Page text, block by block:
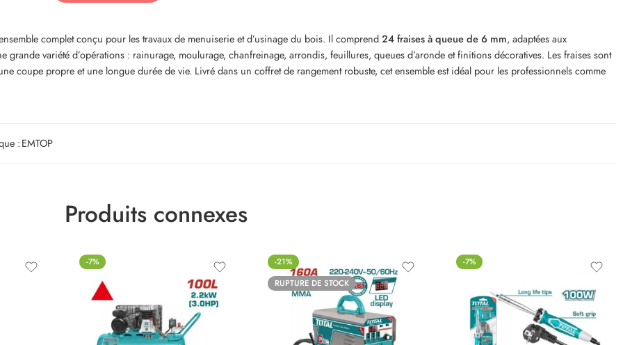
complet conçu pour les travaux de menuiserie et d’usinage du bois. Il comprend24 fraises à queue de 6 mm, adaptées aux
grande variété d’opérations : rainurage, moulurage, chanfreinage, arrondis, feuillures, queues d’aronde et finitions décoratives. Les fraises sont
coupe propre et une longue durée de vie. Livré dans un coffret de rangement robuste, cet ensemble est idéal pour les professionnels comme
:EMTOP
Produits connexes
-7%
-21%
RUPTURE DE STOCK
-7%